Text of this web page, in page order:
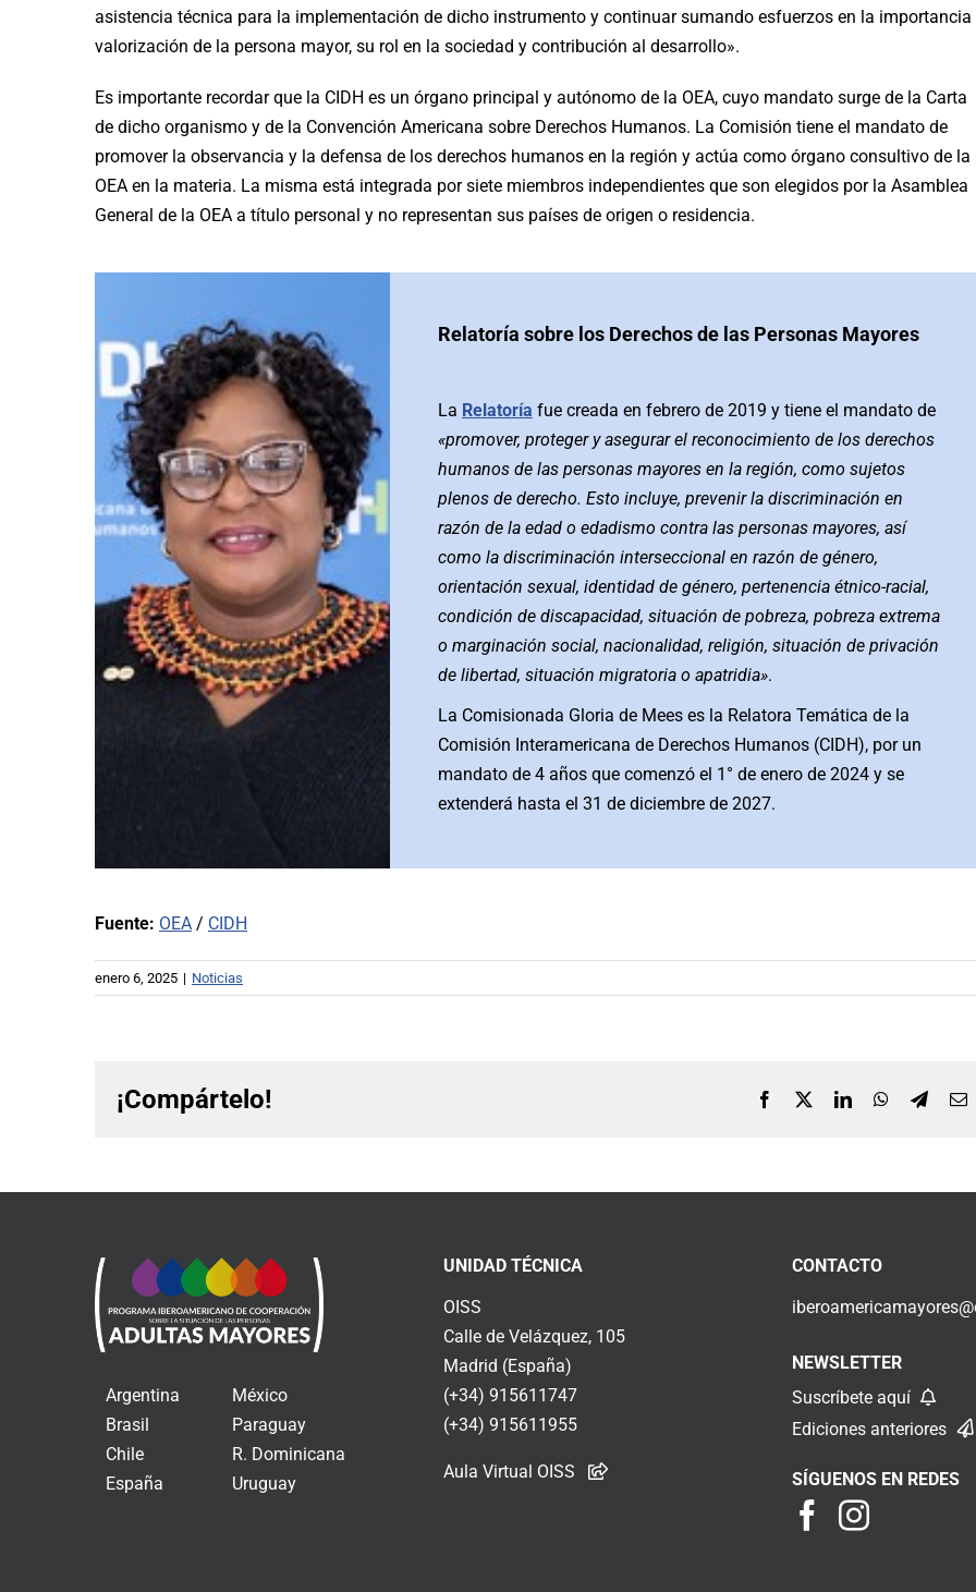
asistencia técnica para la implementación de dicho instrumento y continuar sumando esfuerzos en la importancia
valorización de la persona mayor, su rol en la sociedad y contribución al desarrollo».
Es importante recordar que la CIDH es un órgano principal y autónomo de la OEA, cuyo mandato surge de la Carta
de dicho organismo y de la Convención Americana sobre Derechos Humanos. La Comisión tiene el mandato de
promover la observancia y la defensa de los derechos humanos en la región y actúa como órgano consultivo de la
OEA en la materia. La misma está integrada por siete miembros independientes que son elegidos por la Asamblea
General de la OEA a título personal y no representan sus países de origen o residencia.
Relatoría sobre los Derechos de las Personas Mayores
La Relatoría fue creada en febrero de 2019 y tiene el mandato de
«promover, proteger y asegurar el reconocimiento de los derechos
humanos de las personas mayores en la región, como sujetos
plenos de derecho. Esto incluye, prevenir la discriminación en
razón de la edad o edadismo contra las personas mayores, así
como la discriminación interseccional en razón de género,
orientación sexual, identidad de género, pertenencia étnico-racial,
condición de discapacidad, situación de pobreza, pobreza extrema
o marginación social, nacionalidad, religión, situación de privación
de libertad, situación migratoria o apatridia».
La Comisionada Gloria de Mees es la Relatora Temática de la
Comisión Interamericana de Derechos Humanos (CIDH), por un
mandato de 4 años que comenzó el 1° de enero de 2024 y se
extenderá hasta el 31 de diciembre de 2027.
Fuente: OEA / CIDH
enero 6, 2025 | Noticias
¡Compártelo! Facebook
X LinkedInWhatsApp
Argentina
Brasil
Chile
España
México
Paraguay
R. Dominicana
Uruguay
UNIDAD TÉCNICA
OISS
Calle de Velázquez, 105
Madrid (España)
(+34) 915611747
(+34) 915611955
Aula Virtual OISS
CONTACTO
NEWSLETTER
Suscríbete aquí
Ediciones anteriores
SÍGUENOS EN REDES